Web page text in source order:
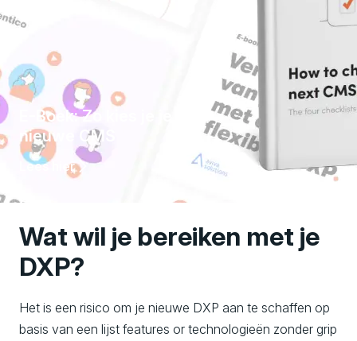
E-Boek: Zo kies je je
nieuwe CMS
Lees hier
Wat wil je bereiken met je
DXP?
Het is een risico om je nieuwe DXP aan te schaffen op
basis van een lijst features or technologieën zonder grip